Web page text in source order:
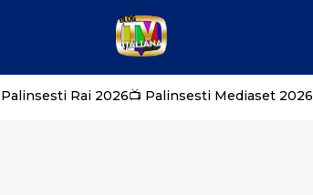
Palinsesti Rai 2026📺 Palinsesti Mediaset 2026